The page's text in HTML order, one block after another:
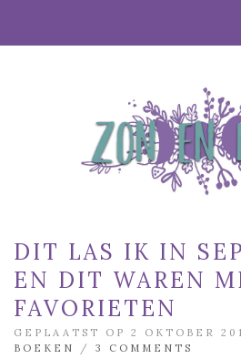
DIT LAS IK IN
EN DIT WAREN
FAVORIETEN
GEPLAATST OP 2 OKTOBER
BOEKEN
/ 3 COMMENTS